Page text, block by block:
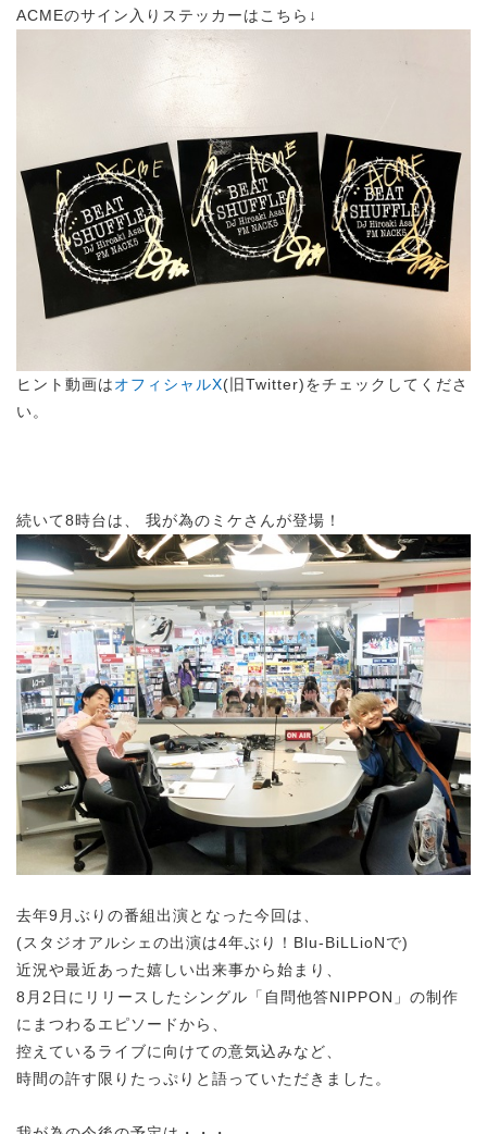
ACMEのサイン入りステッカーはこちら↓
ヒント動画はオフィシャルX(旧Twitter)をチェックしてくださ
い。
続いて8時台は、 我が為のミケさんが登場！
去年9月ぶりの番組出演となった今回は、
(スタジオアルシェの出演は4年ぶり！Blu-BiLLioNで)
近況や最近あった嬉しい出来事から始まり、
8月2日にリリースしたシングル「自問他答NIPPON」の制作
にまつわるエピソードから、
控えているライブに向けての意気込みなど、
時間の許す限りたっぷりと語っていただきました。